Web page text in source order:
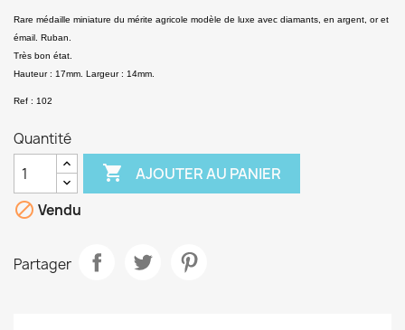
Rare médaille miniature du mérite agricole modèle de luxe avec diamants, en argent, or et
émail. Ruban.
Très bon état.
Hauteur : 17mm. Largeur : 14mm.
Ref : 102
Quantité
 AJOUTER AU PANIER
 Vendu
Partager